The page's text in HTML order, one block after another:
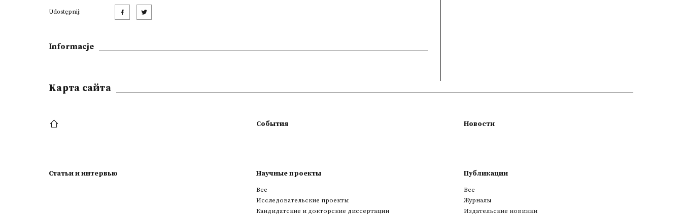
Udostępnij:
Informacje
Kарта сайта
События Новости
Статьи и интервью Научные проекты
Все
Исследовательские проекты
Кандидатские и докторские диссертации
Публикации
Все
Журналы
Издательские новинки